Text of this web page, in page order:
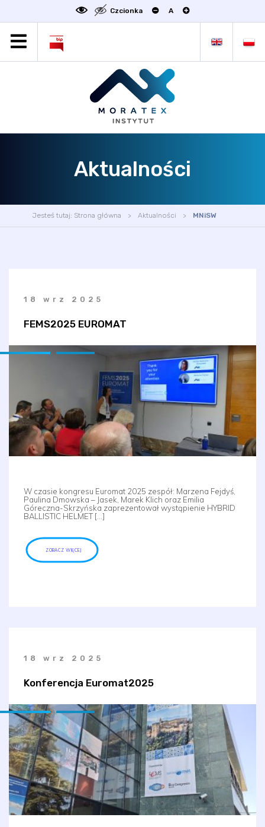
Czcionka A
OGŁOSZENIA
DEKLARACJA DOSTĘPNOŚCI
Aktualności
Jesteś tutaj: Strona główna Aktualności MNiSW
18 wrz 2025
FEMS2025 EUROMAT
W czasie kongresu Euromat 2025 zespół: Marzena Fejdyś,
Paulina Dmowska – Jasek, Marek Klich oraz Emilia
Góreczna-Skrzyńska zaprezentował wystąpienie HYBRID
BALLISTIC HELMET […]
ZOBACZ WIĘCEJ
18 wrz 2025
Konferencja Euromat2025